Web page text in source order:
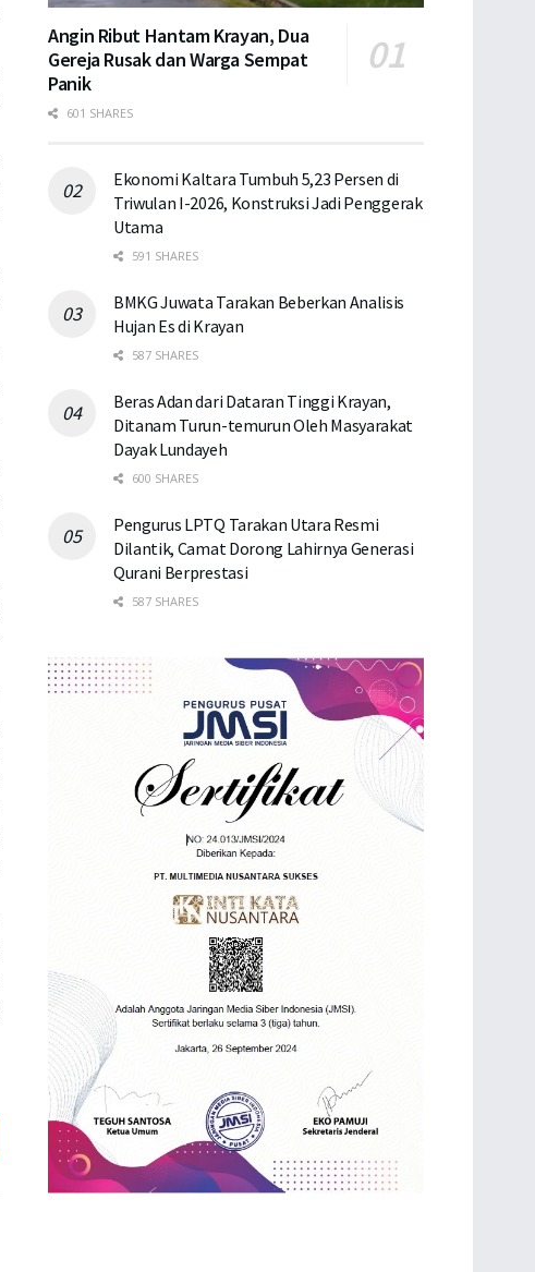
Angin Ribut Hantam Krayan, Dua
Gereja Rusak dan Warga Sempat
Panik
601 SHARES
Ekonomi Kaltara Tumbuh 5,23 Persen di
Triwulan I-2026, Konstruksi Jadi Penggerak
Utama
591 SHARES
BMKG Juwata Tarakan Beberkan Analisis
Hujan Es di Krayan
587 SHARES
Beras Adan dari Dataran Tinggi Krayan,
Ditanam Turun-temurun Oleh Masyarakat
Dayak Lundayeh
600 SHARES
Pengurus LPTQ Tarakan Utara Resmi
Dilantik, Camat Dorong Lahirnya Generasi
Qurani Berprestasi
587 SHARES